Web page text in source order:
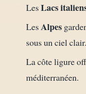
LesLacs
LesAlpes
sous un ciel clair.
La côte ligure
méditerranéen.